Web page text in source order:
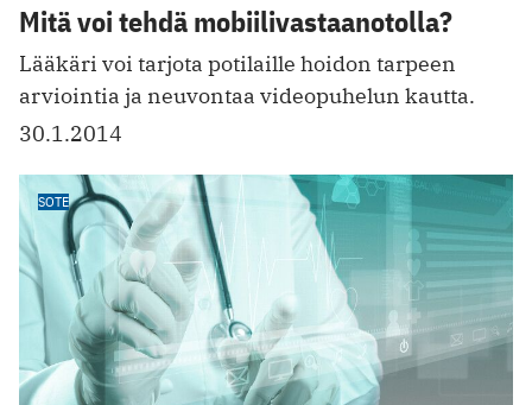
Mitä voi tehdä mobiilivastaanotolla?
Lääkäri voi tarjota potilaille hoidon tarpeen
arviointia ja neuvontaa videopuhelun kautta.
30.1.2014
SOTE